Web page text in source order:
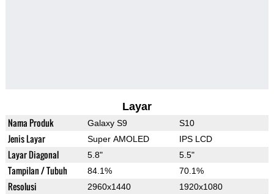
Layar
Nama Produk Galaxy S9 S10
Jenis Layar Super AMOLED IPS LCD
Layar Diagonal 5.8" 5.5"
Tampilan / Tubuh 84.1% 70.1%
Resolusi 2960x1440 1920x1080